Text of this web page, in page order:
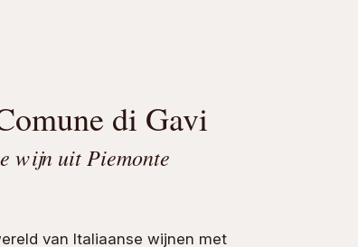
di Gavi
wijn uit Piemonte
van Italiaanse wijnen met